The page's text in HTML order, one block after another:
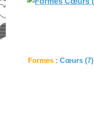
Formes : Cœurs (7)